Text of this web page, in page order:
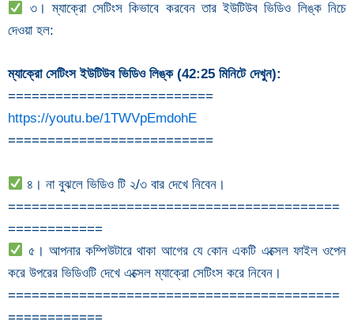
৩। ম্যাক্রো সেটিংস কিভাবে করবেন তার ইউটিউব ভিডিও লিঙ্ক নিচে
দেওয়া হল:
ম্যাক্রো সেটিংস ইউটিউব ভিডিও লিঙ্ক (42:25 মিনিটে দেখুন):
==========================
https://youtu.be/1TWVpEmdohE
==========================
৪। না বুঝলে ভিডিও টি ২/৩ বার দেখে নিবেন।
==========================================
============
৫। আপনার কম্পিউটারে থাকা আগের যে কোন একটি এক্সেল ফাইল ওপেন
করে উপরের ভিডিওটি দেখে এক্সেল ম্যাক্রো সেটিংস করে নিবেন।
==========================================
============